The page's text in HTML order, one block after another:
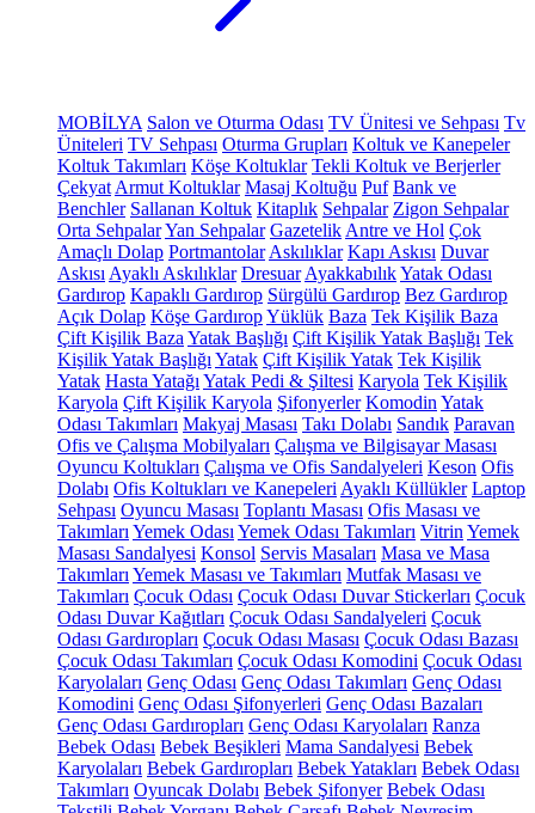
MOBİLYA Salon ve Oturma Odası TV Ünitesi ve Sehpası Tv
Üniteleri TV Sehpası Oturma Grupları Koltuk ve Kanepeler
Koltuk Takımları Köşe Koltuklar Tekli Koltuk ve Berjerler
Çekyat Armut Koltuklar Masaj Koltuğu Puf Bank ve
Benchler Sallanan Koltuk Kitaplık Sehpalar Zigon Sehpalar
Orta SehpalarYan Sehpalar Gazetelik Antre ve Hol Çok
Amaçlı Dolap Portmantolar Askılıklar Kapı Askısı Duvar
Askısı Ayaklı Askılıklar Dresuar AyakkabılıkYatak Odası
Gardırop Kapaklı Gardırop Sürgülü Gardırop Bez Gardırop
Açık Dolap Köşe GardıropYüklük Baza Tek Kişilik Baza
Çift Kişilik Baza Yatak Başlığı Çift Kişilik Yatak Başlığı Tek
Kişilik Yatak Başlığı Yatak Çift Kişilik Yatak Tek Kişilik
Yatak Hasta Yatağı Yatak Pedi & Şiltesi Karyola Tek Kişilik
Karyola Çift Kişilik Karyola Şifonyerler Komodin Yatak
Odası Takımları Makyaj Masası Takı Dolabı Sandık Paravan
Ofis ve Çalışma Mobilyaları Çalışma ve Bilgisayar Masası
Oyuncu Koltukları Çalışma ve Ofis Sandalyeleri Keson Ofis
Dolabı Ofis Koltukları ve Kanepeleri Ayaklı Küllükler Laptop
Sehpası Oyuncu Masası Toplantı Masası Ofis Masası ve
Takımları Yemek Odası Yemek Odası Takımları Vitrin Yemek
Masası Sandalyesi Konsol Servis Masaları Masa ve Masa
Takımları Yemek Masası ve Takımları Mutfak Masası ve
Takımları Çocuk Odası Çocuk Odası Duvar Stickerları Çocuk
Odası Duvar Kağıtları Çocuk Odası Sandalyeleri Çocuk
Odası Gardıropları Çocuk Odası Masası Çocuk Odası Bazası
Çocuk Odası Takımları Çocuk Odası Komodini Çocuk Odası
Karyolaları Genç Odası Genç Odası Takımları Genç Odası
Komodini Genç Odası Şifonyerleri Genç Odası Bazaları
Genç Odası Gardıropları Genç Odası Karyolaları Ranza
Bebek Odası Bebek Beşikleri Mama Sandalyesi Bebek
Karyolaları Bebek Gardıropları Bebek Yatakları Bebek Odası
Takımları Oyuncak Dolabı Bebek Şifonyer Bebek Odası